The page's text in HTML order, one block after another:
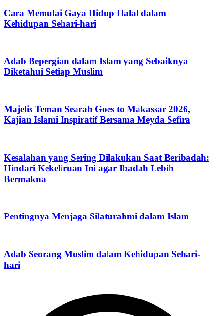
Cara Memulai Gaya Hidup Halal dalam
Kehidupan Sehari-hari
Adab Bepergian dalam Islam yang Sebaiknya
Diketahui Setiap Muslim
Majelis Teman Searah Goes to Makassar 2026,
Kajian Islami Inspiratif Bersama Meyda Sefira
Kesalahan yang Sering Dilakukan Saat Beribadah:
Hindari Kekeliruan Ini agar Ibadah Lebih
Bermakna
Pentingnya Menjaga Silaturahmi dalam Islam
Adab Seorang Muslim dalam Kehidupan Sehari-
hari